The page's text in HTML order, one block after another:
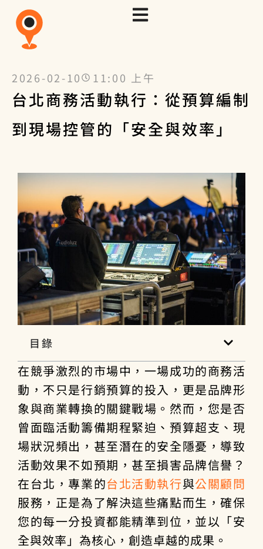
2026-02-10 11:00 上午
台北商務活動執行：從預算編制
到現場控管的「安全與效率」
目錄
在競爭激烈的市場中，一場成功的商務活
動，不只是行銷預算的投入，更是品牌形
象與商業轉換的關鍵戰場。然而，您是否
曾面臨活動籌備期程緊迫、預算超支、現
場狀況頻出，甚至潛在的安全隱憂，導致
活動效果不如預期，甚至損害品牌信譽？
在台北，專業的台北活動執行與公關顧問
服務，正是為了解決這些痛點而生，確保
您的每一分投資都能精準到位，並以「安
全與效率」為核心，創造卓越的成果。